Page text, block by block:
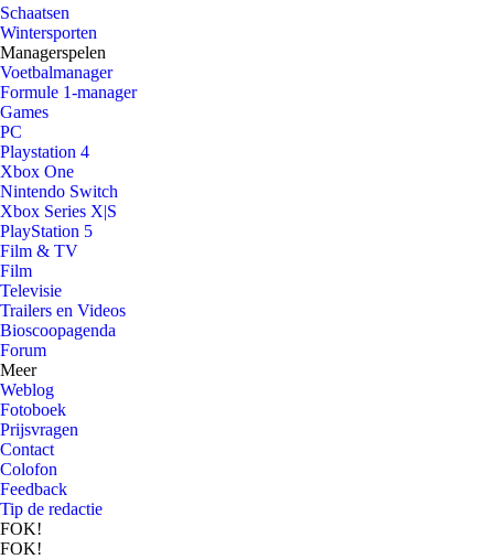
Schaatsen
Wintersporten
Managerspelen
Voetbalmanager
Formule 1-manager
Games
PC
Playstation 4
Xbox One
Nintendo Switch
Xbox Series X|S
PlayStation 5
Film & TV
Film
Televisie
Trailers en Videos
Bioscoopagenda
Forum
Meer
Weblog
Fotoboek
Prijsvragen
Contact
Colofon
Feedback
Tip de redactie
FOK!
FOK!